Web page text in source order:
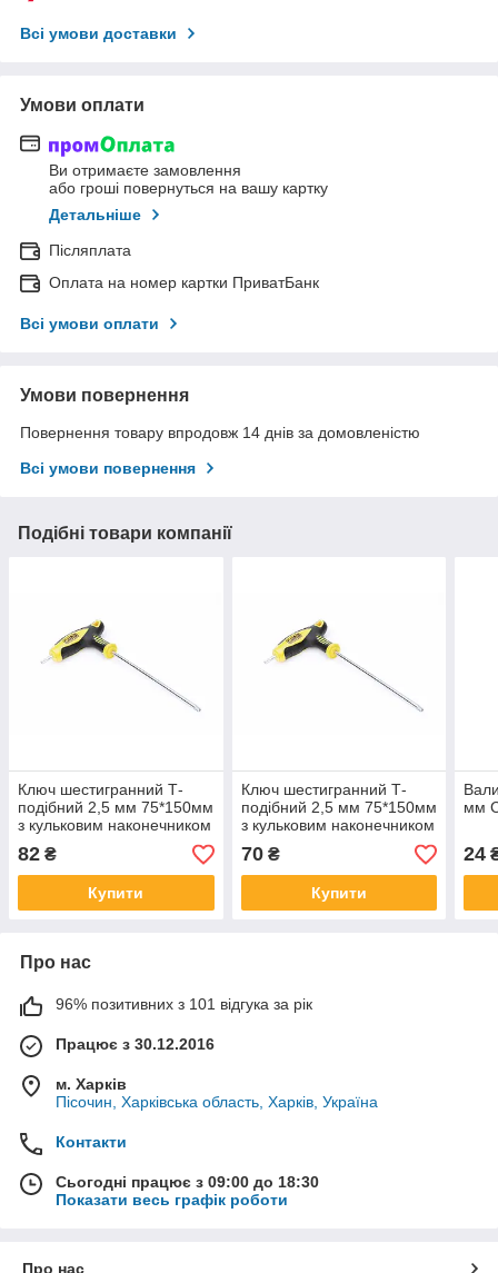
Всі умови доставки
Умови оплати
Ви отримаєте замовлення
або гроші повернуться на вашу картку
Детальніше
Післяплата
Оплата на номер картки ПриватБанк
Всі умови оплати
Умови повернення
Повернення товару впродовж 14 днів за домовленістю
Всі умови повернення
Подібні товари компанії
Ключ шестигранний Т-
подібний 2,5 мм 75*150мм
з кульковим наконечником
і прогумованою ручкою
СИЛА
82 ₴
Купити
Ключ шестигранний Т-
подібний 2,5 мм 75*150мм
з кульковим наконечником
і прогумованою ручкою
СИЛА
70₴
Купити
мм
24
Про нас
96% позитивних з 101 відгука за рік
Працює з 30.12.2016
м. Харків
Пісочин, Харківська область, Харків, Україна
Контакти
Сьогодні працює з 09:00 до 18:30
Показати весь графік роботи
Про нас